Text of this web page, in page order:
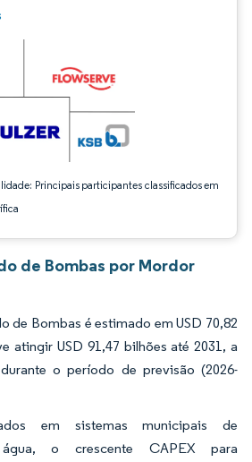
Principais participantes classificados em
O reuso requer atribuição conforme CC BY 4.0.
de Bombas por Mordor
de Bombas é estimado em USD 70,82
atingir USD 91,47 bilhões até 2031, a
o período de previsão (2026-
em sistemas municipais de
o crescente CAPEX para